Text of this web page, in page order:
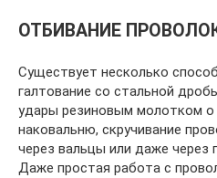
ОТБИВАНИЕ
Существует несколько
галтование со стальной
удары резиновым молотком о
наковальню, скручивание
через вальцы или даже через
Даже простая работа с